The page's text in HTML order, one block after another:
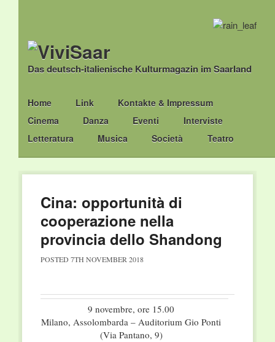
Das deutsch-italienische Kulturmagazin im Saarland
Main menu
Skip
to
content
Home Link
Kontakte & Impressum
Cinema
Danza Eventi
Interviste
Letteratura
Musica Società Teatro
Cina: opportunità di
cooperazione nella
provincia dello Shandong
POSTED 7TH NOVEMBER 2018
9 novembre, ore 15.00
Milano, Assolombarda – Auditorium Gio Ponti
(Via Pantano, 9)